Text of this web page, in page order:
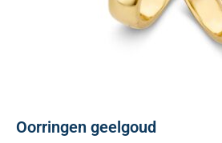
Oorringen geelgoud